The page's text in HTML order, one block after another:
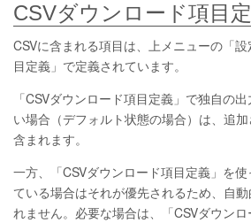
CSVダウンロード項目
CSVに含まれる項目は、上メニューの「
目定義」で定義されています。
「CSVダウンロード項目定義」で独自の
い場合（デフォルト状態の場合）は、追
含まれます。
一方、「CSVダウンロード項目定義」を
ている場合はそれが優先されるため、自
れません。必要な場合は、「CSVダウン